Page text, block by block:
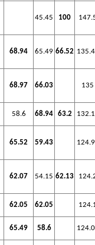
45.45 100
68.94 65.49 66.52
68.97 66.03 135
58.6 68.94 63.2
65.52 59.43
62.07 54.15 62.13
62.05 62.05
65.49 58.6